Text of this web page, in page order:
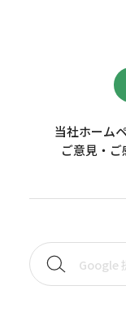
当社ホーム
ご意見・ご